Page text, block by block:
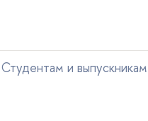
Студентам и выпускникам